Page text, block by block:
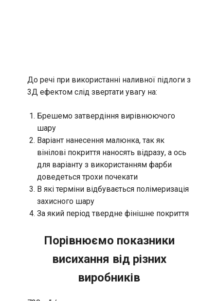
До речі при використанні наливної підлоги з
3Д ефектом слід звертати увагу на:
Брешемо затвердіння вирівнюючого
шару
Варіант нанесення малюнка, так як
вінілові покриття наносять відразу, а ось
для варіанту з використанням фарби
доведеться трохи почекати
В які терміни відбувається полімеризація
захисного шару
За який період твердне фінішне покриття
Порівнюємо показники
висихання від різних
виробників